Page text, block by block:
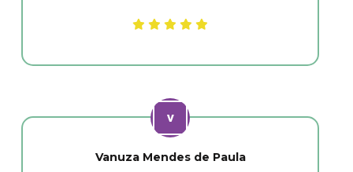
Vanuza Mendes de Paula